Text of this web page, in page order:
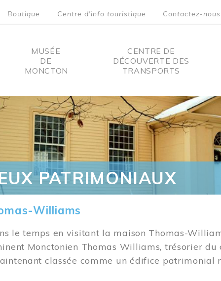
Boutique Centre d'info touristique Contactez-nous
MUSÉE
DE
MONCTON
CENTRE DE
DÉCOUVERTE DES
TRANSPORTS
PATRIMONIAUX
Williams
le temps en visitant la maison Thomas-
Monctonien Thomas Williams, trésorier
classée comme un édifice patrimonial